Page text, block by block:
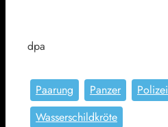
dpa
Paarung Panzer Polizei
Wasserschildkröte